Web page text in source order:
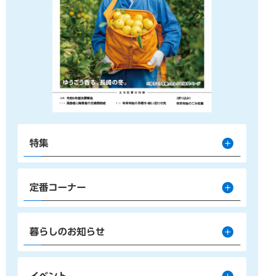
特集
定番コーナー
暮らしのお知らせ